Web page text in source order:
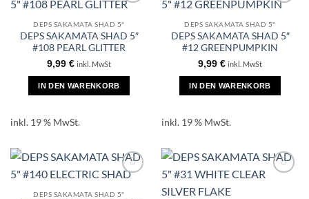
DEPS SAKAMATA SHAD 5"
DEPS SAKAMATA SHAD 5″
#108 PEARL GLITTER
9,99 € inkl. MwSt
IN DEN WARENKORB
inkl. 19 % MwSt.
DEPS SAKAMATA SHAD 5"
DEPS SAKAMATA SHAD 5″
#12 GREENPUMPKIN
9,99 € inkl. MwSt
IN DEN WARENKORB
inkl. 19 % MwSt.
DEPS SAKAMATA SHAD 5"